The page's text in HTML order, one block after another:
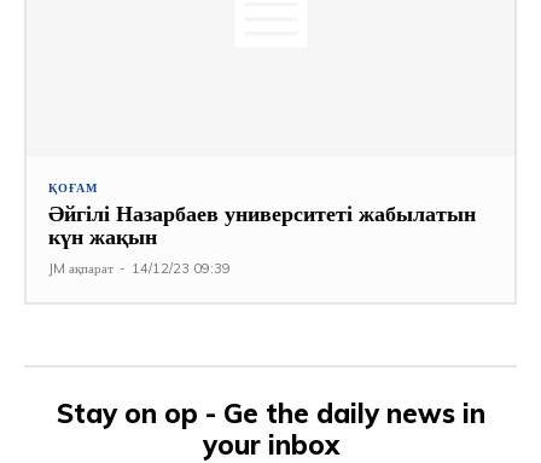
ҚОҒАМ
Әйгілі Назарбаев университеті жабылатын
күн жақын
JM ақпарат - 14/12/23 09:39
Stay on op - Ge the daily news in
your inbox